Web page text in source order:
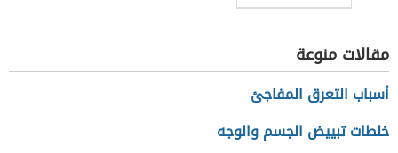
المالكي
مقالات منوعة
أسباب التعرق المفاجئ
خلطات تبييض الجسم والوجه